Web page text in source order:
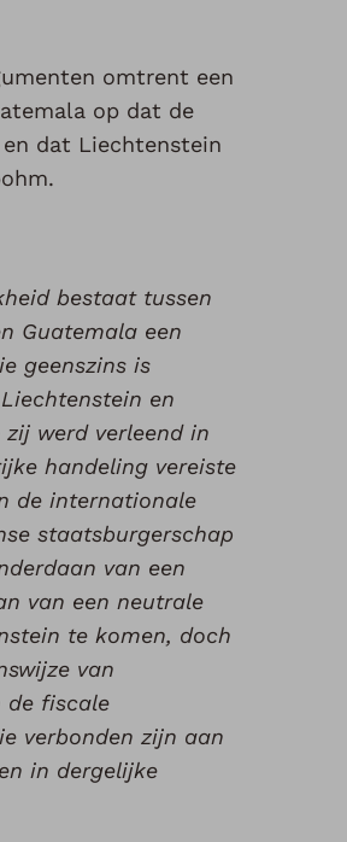
omtrent een
op dat de
dat Liechtenstein
bestaat tussen
Guatemala een
geenszins is
en
werd verleend in
handeling vereiste
de internationale
staatsburgerschap
van een
van een neutrale
te komen, doch
van
de fiscale
verbonden zijn aan
in dergelijke